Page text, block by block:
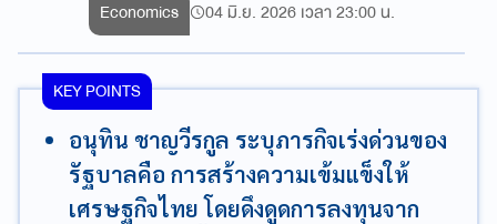
Economics 04 มิ.ย. 2026 เวลา 23:00 น.
KEY POINTS
อนุทิน ชาญวีรกูล ระบุภารกิจเร่งด่วนของ
รัฐบาลคือ การสร้างความเข้มแข็งให้
เศรษฐกิจไทย โดยดึงดูดการลงทุนจาก